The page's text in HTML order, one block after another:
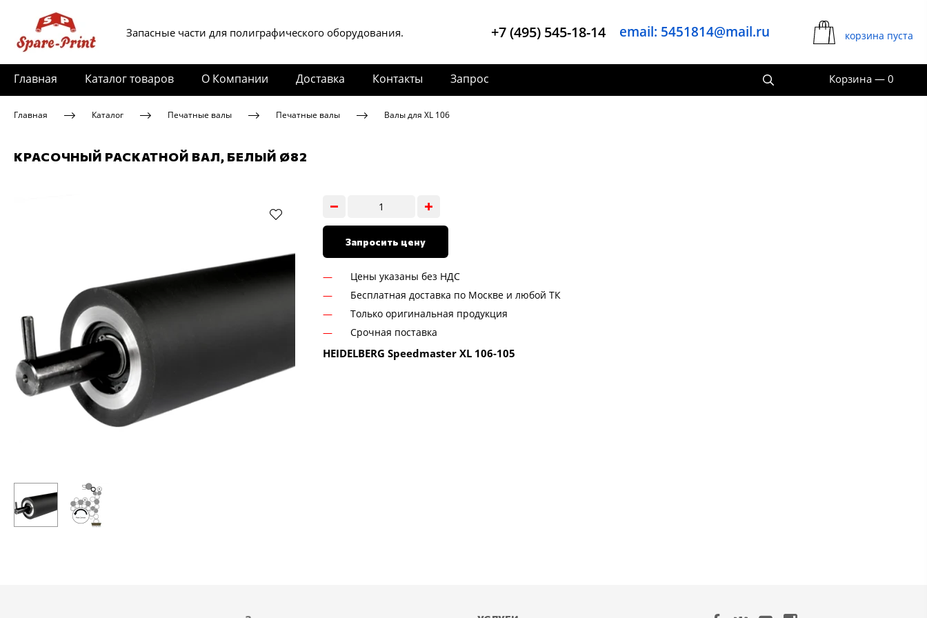
Запасные части для полиграфического оборудования. +7 (495) 545-18-14 email: 5451814@mail.ru корзина пуста
Главная Каталог товаров О Компании Доставка Контакты Запрос Корзина — 0
Главная Каталог Печатные валы Печатные валы Валы для XL 106
КРАСОЧНЫЙ РАСКАТНОЙ ВАЛ, БЕЛЫЙ Ø82
Запросить цену
Цены указаны без НДС
Бесплатная доставка по Москве и любой ТК
Только оригинальная продукция
Срочная поставка
HEIDELBERG Speedmaster XL 106-105